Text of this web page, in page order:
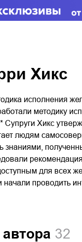
Хикс
исполнения
методику
Хикс
людям
знаниями,
для всех
проводить
32